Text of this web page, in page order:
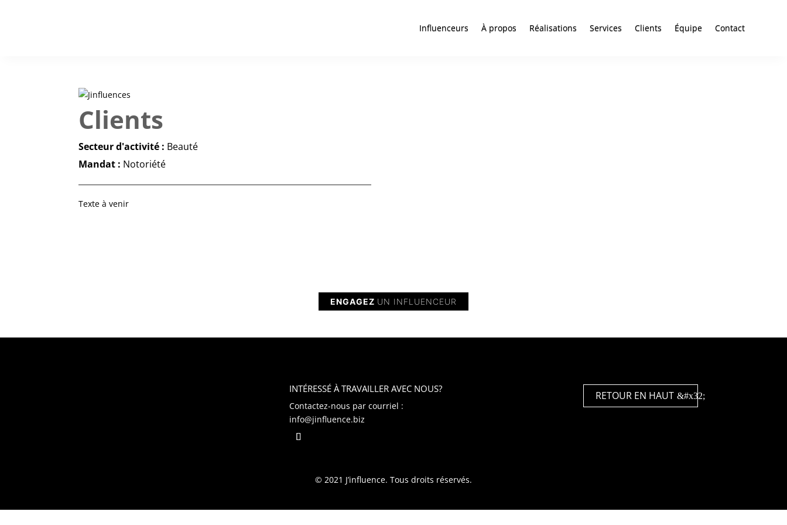
Influenceurs À propos Réalisations Services Clients Équipe Contact
Clients
Secteur d'activité : Beauté
Mandat : Notoriété
Texte à venir
ENGAGEZ UN INFLUENCEUR
INTÉRESSÉ À TRAVAILLER AVEC NOUS?​
Contactez-nous par courriel :
info@jinfluence.biz
RETOUR EN HAUT
© 2021 J’influence. Tous droits réservés.